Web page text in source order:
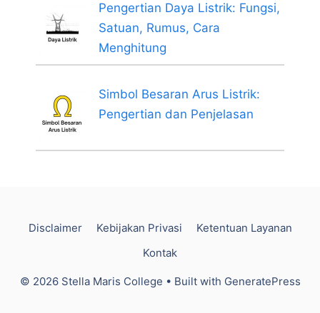
Pengertian Daya Listrik: Fungsi,
Satuan, Rumus, Cara
Menghitung
Simbol Besaran Arus Listrik:
Pengertian dan Penjelasan
Disclaimer Kebijakan Privasi
Ketentuan Layanan
Kontak
© 2026 Stella Maris College • Built with GeneratePress